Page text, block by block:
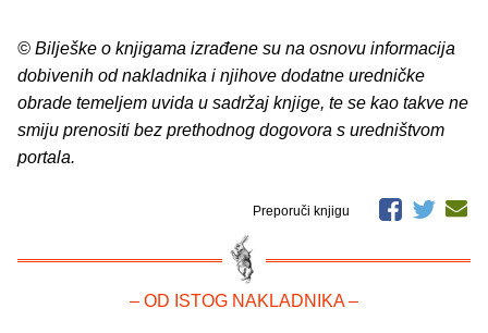
© Bilješke o knjigama izrađene su na osnovu informacija
dobivenih od nakladnika i njihove dodatne uredničke
obrade temeljem uvida u sadržaj knjige, te se kao takve ne
smiju prenositi bez prethodnog dogovora s uredništvom
portala.
Preporuči knjigu
– OD ISTOG NAKLADNIKA –